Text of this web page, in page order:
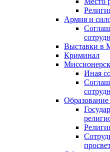
Армия и
Выставки в
Криминал
Иная
Образование